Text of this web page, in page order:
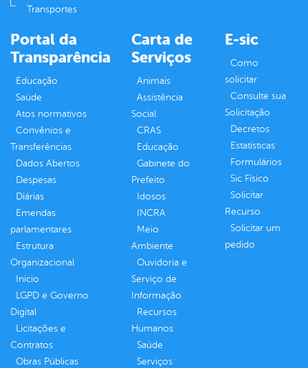
Transportes
Portal da
Transparência
Educação
Saúde
Atos normativos
Convênios e
Transferências
Dados Abertos
Despesas
Diárias
Emendas
parlamentares
Estrutura
Organizacional
Inicio
LGPD e Governo
Digital
Licitações e
Contratos
Obras Públicas
Carta de
Serviços
Animais
Assistência
Social
CRAS
Educação
Gabinete do
Prefeito
Idosos
INCRA
Meio
Ambiente
Ouvidoria e
Serviço de
Informação
Recursos
Humanos
Saúde
Serviços
E-sic
Como
solicitar
Consulte sua
Solicitação
Decretos
Estatísticas
Formulários
Sic Físico
Solicitar
Recurso
Solicitar um
pedido